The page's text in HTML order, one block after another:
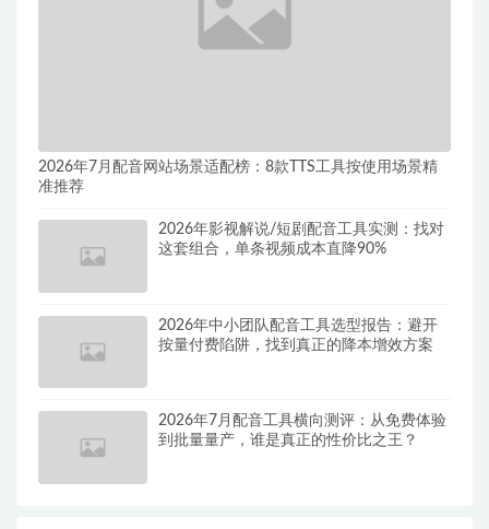
2026年7月配音网站场景适配榜：8款TTS工具按使用场景精
准推荐
2026年影视解说/短剧配音工具实测：找对
这套组合，单条视频成本直降90%
2026年中小团队配音工具选型报告：避开
按量付费陷阱，找到真正的降本增效方案
2026年7月配音工具横向测评：从免费体验
到批量量产，谁是真正的性价比之王？